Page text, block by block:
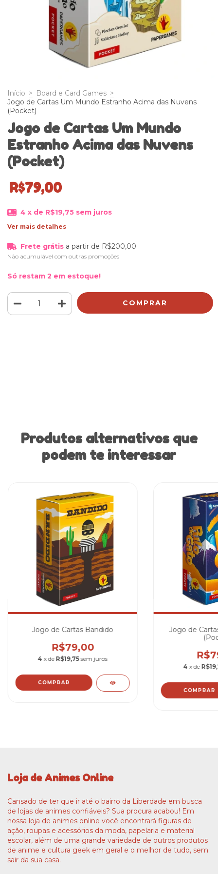
Início > Board e Card Games >
Jogo de Cartas Um Mundo Estranho Acima das Nuvens
(Pocket)
Jogo de Cartas Um Mundo
Estranho Acima das Nuvens
(Pocket)
R$79,00
4 x de R$19,75 sem juros
Ver mais detalhes
Frete grátis a partir de R$200,00
Não acumulável com outras promoções
Só restam 2 em estoque!
Produtos alternativos que
podem te interessar
Jogo de Cartas Bandido
R$79,00
4 x de R$19,75 sem juros
Jogo de
4 x de
Loja de Animes Online
Cansado de ter que ir até o bairro da Liberdade em busca
de lojas de animes confiáveis? Sua procura acabou! Em
nossa loja de animes online você encontrará figuras de
ação, roupas e acessórios da moda, papelaria e material
escolar, além de uma grande variedade de outros produtos
de anime e cultura geek em geral e o melhor de tudo, sem
sair da sua casa.